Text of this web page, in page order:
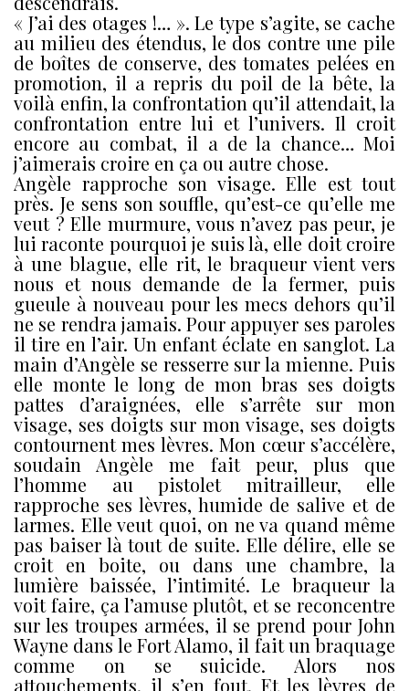
« J’ai des otages !… ». Le type s’agite, se cache
au milieu des étendus, le dos contre une pile
de boîtes de conserve, des tomates pelées en
promotion, il a repris du poil de la bête, la
voilà enfin, la confrontation qu’il attendait, la
confrontation entre lui et l’univers. Il croit
encore au combat, il a de la chance… Moi
j’aimerais croire en ça ou autre chose.
Angèle rapproche son visage. Elle est tout
près. Je sens son souffle, qu’est-ce qu’elle me
veut ? Elle murmure, vous n’avez pas peur, je
lui raconte pourquoi je suis là, elle doit croire
à une blague, elle rit, le braqueur vient vers
nous et nous demande de la fermer, puis
gueule à nouveau pour les mecs dehors qu’il
ne se rendra jamais. Pour appuyer ses paroles
il tire en l’air. Un enfant éclate en sanglot. La
main d’Angèle se resserre sur la mienne. Puis
elle monte le long de mon bras ses doigts
pattes d’araignées, elle s’arrête sur mon
visage, ses doigts sur mon visage, ses doigts
contournent mes lèvres. Mon cœur s’accélère,
soudain Angèle me fait peur, plus que
l’homme au pistolet mitrailleur, elle
rapproche ses lèvres, humide de salive et de
larmes. Elle veut quoi, on ne va quand même
pas baiser là tout de suite. Elle délire, elle se
croit en boite, ou dans une chambre, la
lumière baissée, l’intimité. Le braqueur la
voit faire, ça l’amuse plutôt, et se reconcentre
sur les troupes armées, il se prend pour John
Wayne dans le Fort Alamo, il fait un braquage
comme on se suicide. Alors nos
attouchements, il s’en fout. Et les lèvres de